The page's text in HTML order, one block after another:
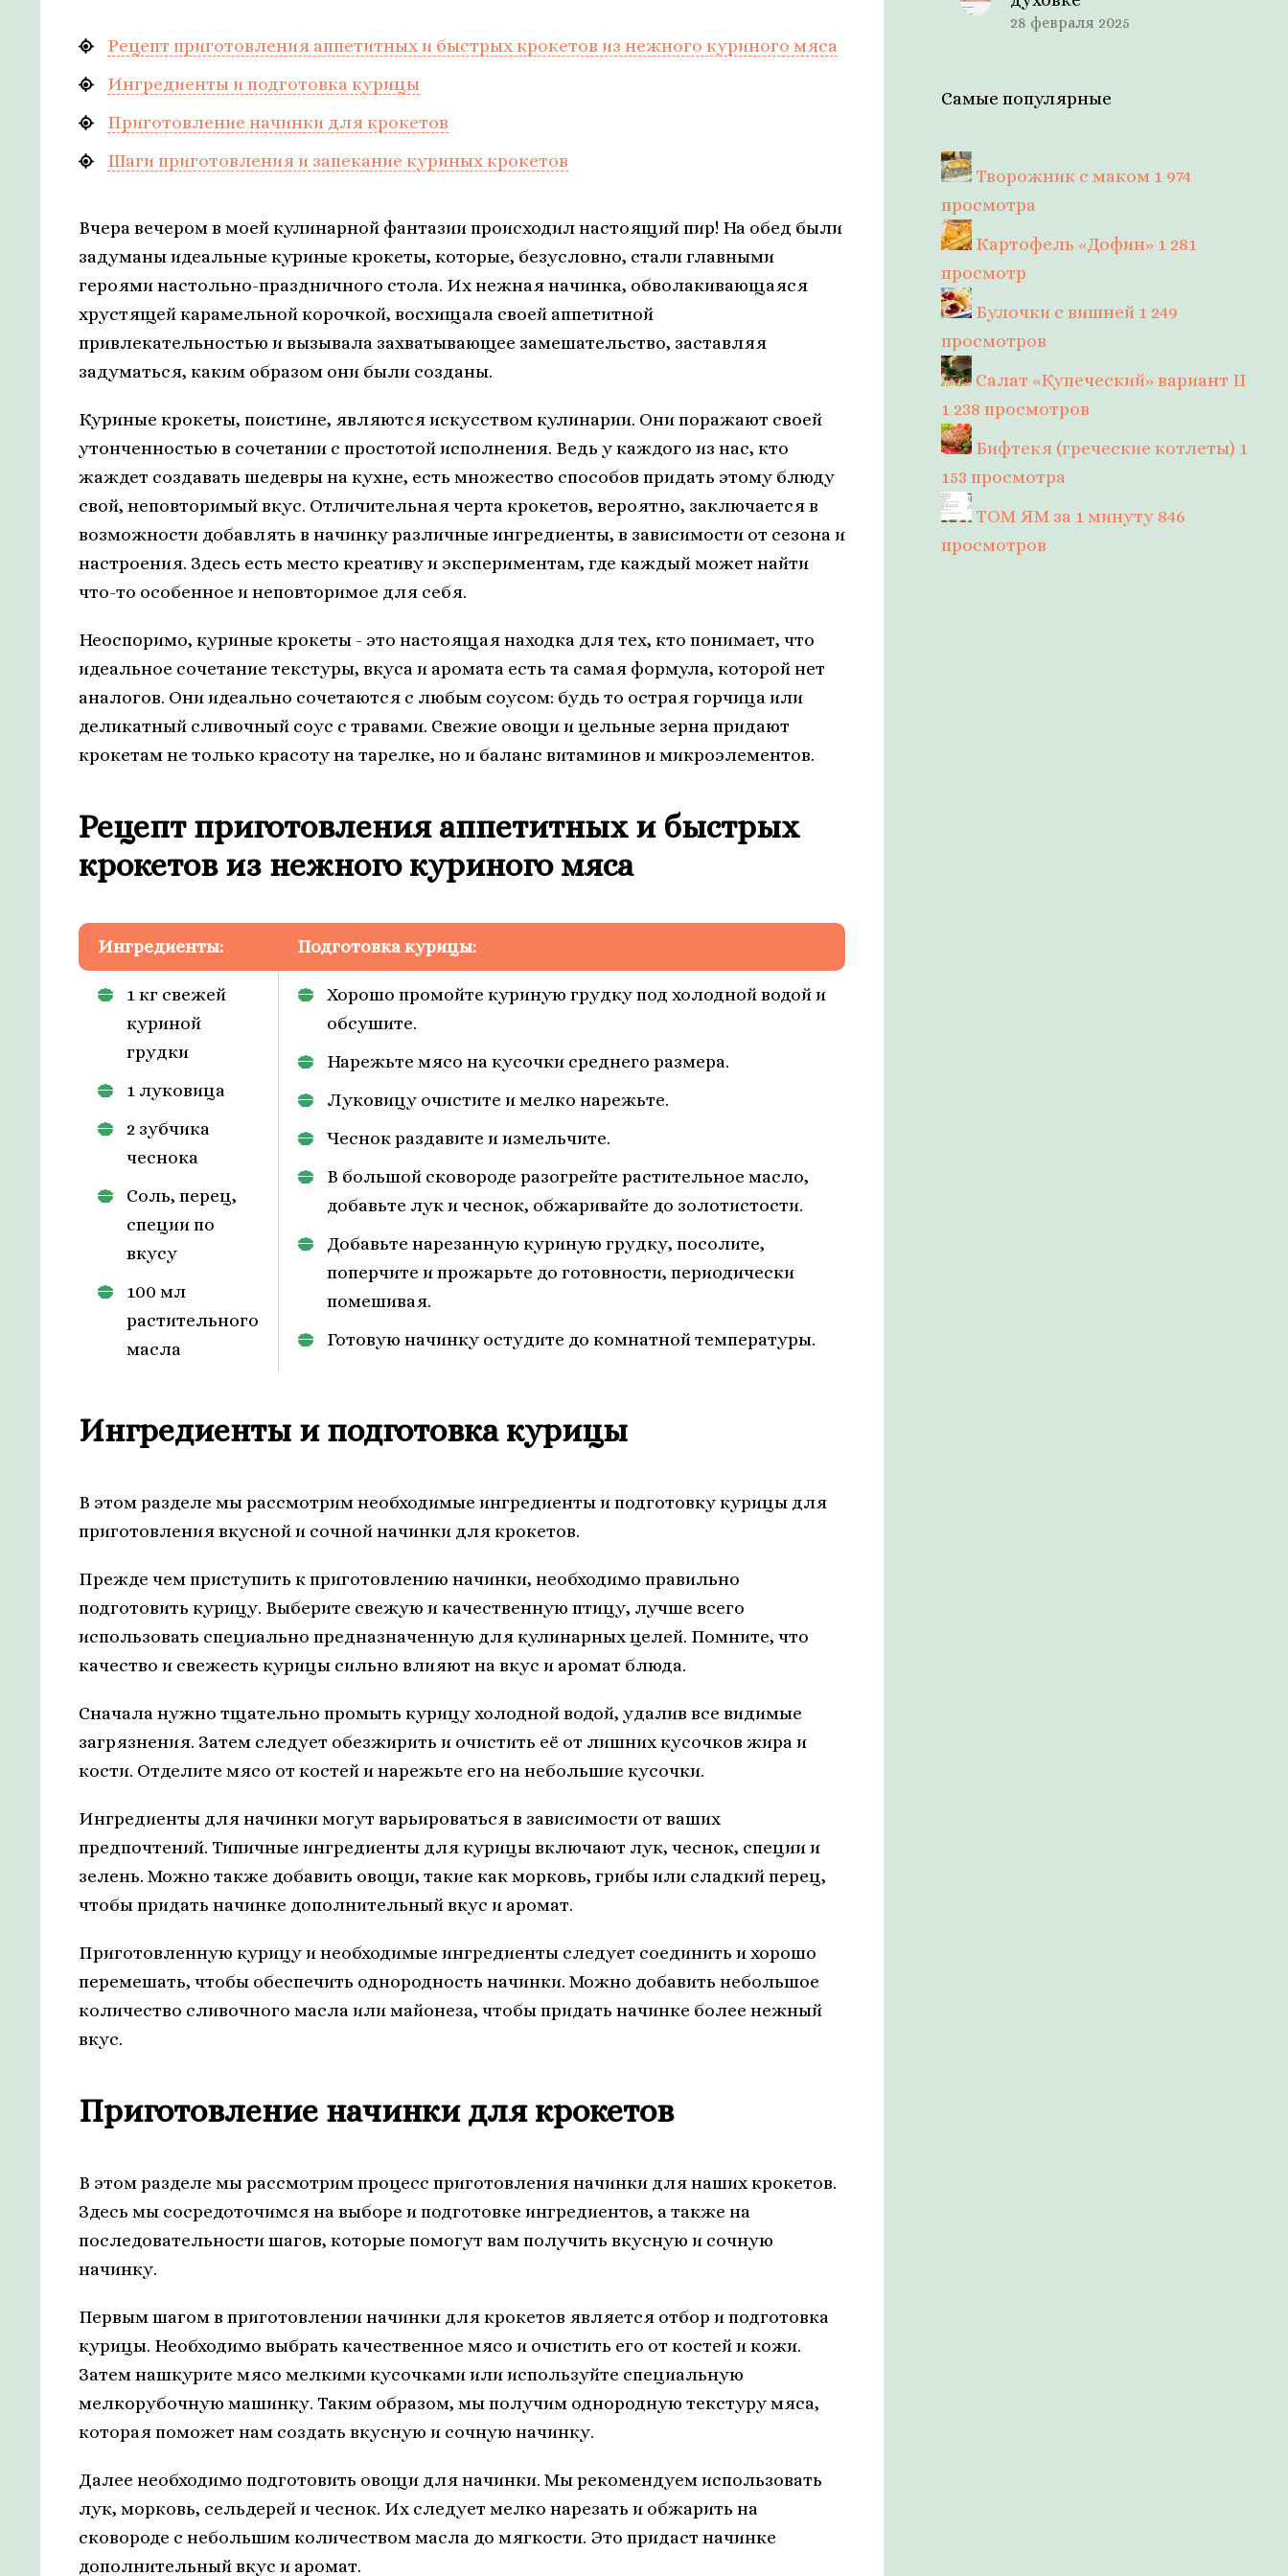
Рецепт приготовления аппетитных и быстрых крокетов из нежного куриного мяса
Ингредиенты и подготовка курицы
Приготовление начинки для крокетов
Шаги приготовления и запекание куриных крокетов
Вчера вечером в моей кулинарной фантазии происходил настоящий пир! На обед были
задуманы идеальные куриные крокеты, которые, безусловно, стали главными
героями настольно-праздничного стола. Их нежная начинка, обволакивающаяся
хрустящей карамельной корочкой, восхищала своей аппетитной
привлекательностью и вызывала захватывающее замешательство, заставляя
задуматься, каким образом они были созданы.
Куриные крокеты, поистине, являются искусством кулинарии. Они поражают своей
утонченностью в сочетании с простотой исполнения. Ведь у каждого из нас, кто
жаждет создавать шедевры на кухне, есть множество способов придать этому блюду
свой, неповторимый вкус. Отличительная черта крокетов, вероятно, заключается в
возможности добавлять в начинку различные ингредиенты, в зависимости от сезона и
настроения. Здесь есть место креативу и экспериментам, где каждый может найти
что-то особенное и неповторимое для себя.
Неоспоримо, куриные крокеты - это настоящая находка для тех, кто понимает, что
идеальное сочетание текстуры, вкуса и аромата есть та самая формула, которой нет
аналогов. Они идеально сочетаются с любым соусом: будь то острая горчица или
деликатный сливочный соус с травами. Свежие овощи и цельные зерна придают
крокетам не только красоту на тарелке, но и баланс витаминов и микроэлементов.
Рецепт приготовления аппетитных и быстрых
крокетов из нежного куриного мяса
Ингредиенты: Подготовка курицы:
1 кг свежей
куриной
грудки
1 луковица
2 зубчика
чеснока
Соль, перец,
специи по
вкусу
100 мл
растительного
масла
Хорошо промойте куриную грудку под холодной водой и
обсушите.
Нарежьте мясо на кусочки среднего размера.
Луковицу очистите и мелко нарежьте.
Чеснок раздавите и измельчите.
В большой сковороде разогрейте растительное масло,
добавьте лук и чеснок, обжаривайте до золотистости.
Добавьте нарезанную куриную грудку, посолите,
поперчите и прожарьте до готовности, периодически
помешивая.
Готовую начинку остудите до комнатной температуры.
Ингредиенты и подготовка курицы
В этом разделе мы рассмотрим необходимые ингредиенты и подготовку курицы для
приготовления вкусной и сочной начинки для крокетов.
Прежде чем приступить к приготовлению начинки, необходимо правильно
подготовить курицу. Выберите свежую и качественную птицу, лучше всего
использовать специально предназначенную для кулинарных целей. Помните, что
качество и свежесть курицы сильно влияют на вкус и аромат блюда.
Сначала нужно тщательно промыть курицу холодной водой, удалив все видимые
загрязнения. Затем следует обезжирить и очистить её от лишних кусочков жира и
кости. Отделите мясо от костей и нарежьте его на небольшие кусочки.
Ингредиенты для начинки могут варьироваться в зависимости от ваших
предпочтений. Типичные ингредиенты для курицы включают лук, чеснок, специи и
зелень. Можно также добавить овощи, такие как морковь, грибы или сладкий перец,
чтобы придать начинке дополнительный вкус и аромат.
Приготовленную курицу и необходимые ингредиенты следует соединить и хорошо
перемешать, чтобы обеспечить однородность начинки. Можно добавить небольшое
количество сливочного масла или майонеза, чтобы придать начинке более нежный
вкус.
Приготовление начинки для крокетов
В этом разделе мы рассмотрим процесс приготовления начинки для наших крокетов.
Здесь мы сосредоточимся на выборе и подготовке ингредиентов, а также на
последовательности шагов, которые помогут вам получить вкусную и сочную
начинку.
Первым шагом в приготовлении начинки для крокетов является отбор и подготовка
курицы. Необходимо выбрать качественное мясо и очистить его от костей и кожи.
Затем нашкурите мясо мелкими кусочками или используйте специальную
мелкорубочную машинку. Таким образом, мы получим однородную текстуру мяса,
которая поможет нам создать вкусную и сочную начинку.
Далее необходимо подготовить овощи для начинки. Мы рекомендуем использовать
лук, морковь, сельдерей и чеснок. Их следует мелко нарезать и обжарить на
сковороде с небольшим количеством масла до мягкости. Это придаст начинке
дополнительный вкус и аромат.
28 февраля 2025
Самые популярные
Творожник с маком 1 974
просмотра
Картофель «Дофин» 1 281
просмотр
Булочки с вишней 1 249
просмотров
Салат «Купеческий» вариант II
1 238 просмотров
Бифтекя (греческие котлеты) 1
153 просмотра
ТОМ ЯМ за 1 минуту 846
просмотров